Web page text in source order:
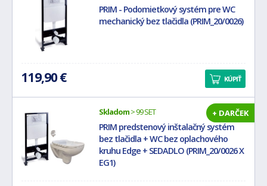
PRIM - Podomietkový systém pre WC
mechanický bez tlačidla (PRIM_20/0026)
119,90 € KÚPIŤ
Skladom> 99 SET
PRIM predstenový inštalačný systém
bez tlačidla + WC bez oplachového
kruhu Edge + SEDADLO (PRIM_20/0026 X
EG1)
+ DARČEK